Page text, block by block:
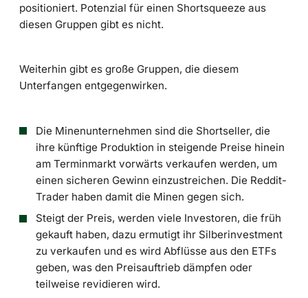
positioniert. Potenzial für einen Shortsqueeze aus
diesen Gruppen gibt es nicht.
Weiterhin gibt es große Gruppen, die diesem
Unterfangen entgegenwirken.
Die Minenunternehmen sind die Shortseller, die
ihre künftige Produktion in steigende Preise hinein
am Terminmarkt vorwärts verkaufen werden, um
einen sicheren Gewinn einzustreichen. Die Reddit-
Trader haben damit die Minen gegen sich.
Steigt der Preis, werden viele Investoren, die früh
gekauft haben, dazu ermutigt ihr Silberinvestment
zu verkaufen und es wird Abflüsse aus den ETFs
geben, was den Preisauftrieb dämpfen oder
teilweise revidieren wird.